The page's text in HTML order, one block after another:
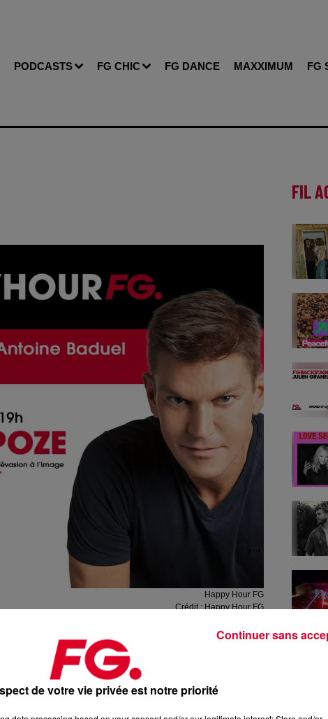
PODCASTS FG CHIC FG DANCE MAXXIMUM FG
Happy Hour FG
Crédit :Happy Hour FG
! En revanche, on fait de la bonne musique avec
FIL
de votre vie privée est notre priorité
Continuer sans